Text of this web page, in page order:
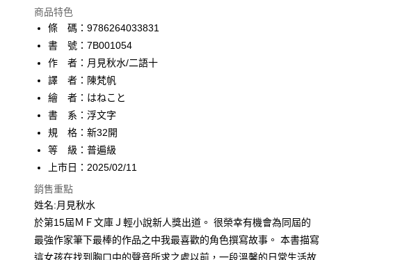
AFTEE先享後付
相關說明
AFTEE先享後付是「在收到商品之後才付款」的支付方式。 讓您購物簡單
便利好安心！
１．簡單：不需註冊會員、不需綁卡、不需儲值。
２．便利：只要手機號碼，簡訊認證，即可結帳。
３．安心：先確認商品／服務後，再付款。
１．於結帳方式選擇「AFTEE先享後付」後，將跳轉至「AFTEE先享後
付」結帳頁面，進行簡訊認證並確認金額後，即可完成結帳。
３．收到繳費通知簡訊後14天內，點擊此簡訊中的連結，可透過四大超商
／ATM／網路銀行／等多元方式進行付款，方視為交易完成。
※ 請注意：結帳手續完成當下不需立刻繳費，但若您需要取消訂單，請聯
絡購買商品的店家。未經商家同意取消之訂單仍視為有效，需透過AFTEE
先享後付繳納相關費用。
※ 交易是否成功請以「AFTEE先享後付 」之結帳頁面顯示為準，若有關於
ATM付款
運送方式
全家取貨付款
每筆NT$80，滿NT$500(含以上)免運費
每筆NT$80，滿NT$500(含以上)免運費
萊爾富取貨付款
每筆NT$80，滿NT$500(含以上)免運費
商品特色
條 碼：9786264033831
書 號：7B001054
作 者：月見秋水/二語十
譯 者：陳梵帆
繪 者：はねこと
書 系：浮文字
規 格：新32開
等 級：普遍級
上市日：2025/02/11
銷售重點
姓名:月見秋水
於第15屆ＭＦ文庫Ｊ輕小說新人獎出道。 很榮幸有機會為同屆的
最強作家筆下最棒的作品之中我最喜歡的角色撰寫故事。 本書描寫
這女孩在找到胸口中的聲音所求之處以前，一段溫馨的日常生活故